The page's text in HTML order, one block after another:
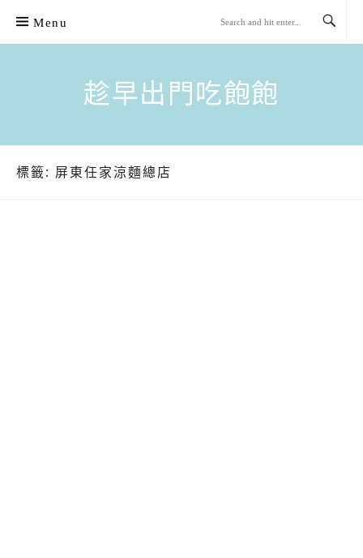
content
Menu
趁早出門吃飽飽
標籤: 屏東任家涼麵總店